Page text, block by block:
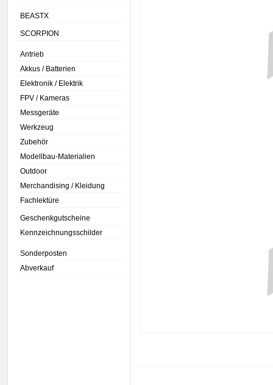
BEASTX
SCORPION
Antrieb
Akkus / Batterien
Elektronik / Elektrik
FPV / Kameras
Messgeräte
Werkzeug
Zubehör
Modellbau-Materialien
Outdoor
Merchandising / Kleidung
Fachlektüre
Geschenkgutscheine
Kennzeichnungsschilder
Sonderposten
Abverkauf